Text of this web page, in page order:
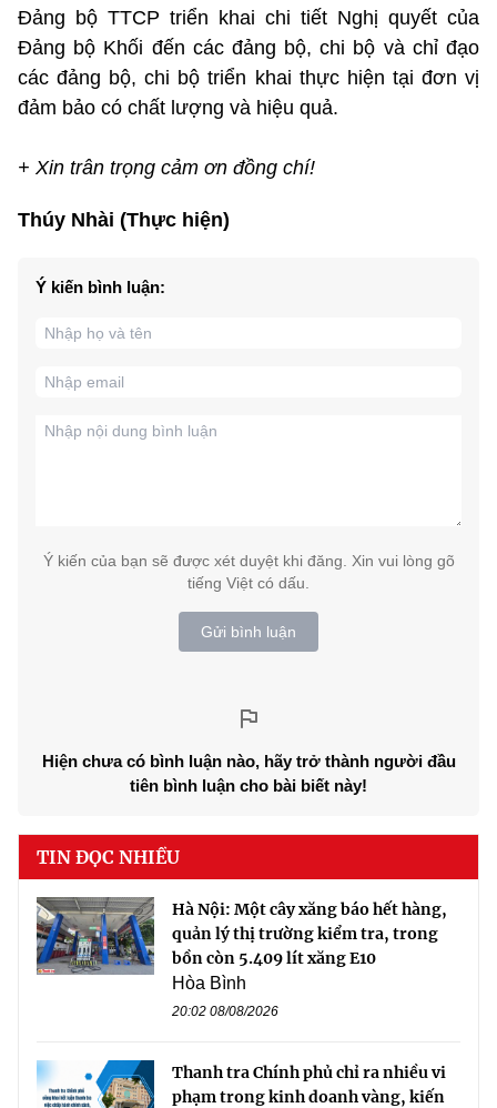
Đảng bộ TTCP triển khai chi tiết Nghị quyết của
Đảng bộ Khối đến các đảng bộ, chi bộ và chỉ đạo
các đảng bộ, chi bộ triển khai thực hiện tại đơn vị
đảm bảo có chất lượng và hiệu quả.
+ Xin trân trọng cảm ơn đồng chí!
Thúy Nhài (Thực hiện)
Ý kiến bình luận:
Ý kiến của bạn sẽ được xét duyệt khi đăng. Xin vui lòng gõ
tiếng Việt có dấu.
Gửi bình luận
Hiện chưa có bình luận nào, hãy trở thành người đầu
tiên bình luận cho bài biết này!
TIN ĐỌC NHIỀU
Hà Nội: Một cây xăng báo hết hàng,
quản lý thị trường kiểm tra, trong
bồn còn 5.409 lít xăng E10
Hòa Bình
20:02 08/08/2026
Thanh tra Chính phủ chỉ ra nhiều vi
phạm trong kinh doanh vàng, kiến